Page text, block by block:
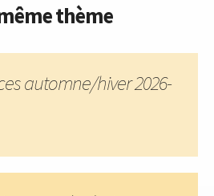
thème
automne/hiver 2026-